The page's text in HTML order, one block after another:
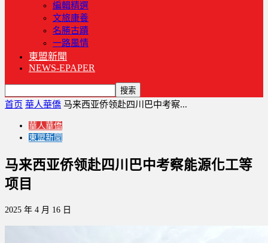
編輯精選
文旅康養
名勝古蹟
一路風情
東盟新聞
NEWS-EPAPER
首页 華人華僑 马来西亚侨领赴四川巴中考察...
華人華僑
東盟新聞
马来西亚侨领赴四川巴中考察能源化工等
项目
2025 年 4 月 16 日